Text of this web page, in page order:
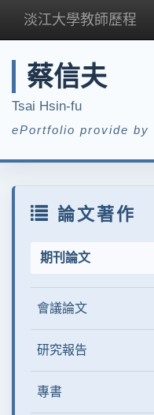
淡江大學教師歷程
蔡信夫
Tsai Hsin-fu
ePortfolio provide by
論文著作
期刊論文
會議論文
研究報告
專書